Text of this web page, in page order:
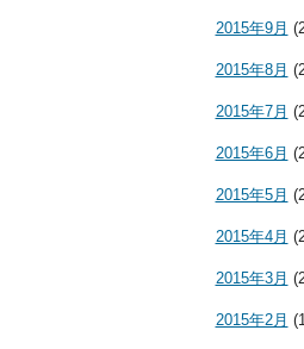
2015年9月
2015年8月
2015年7月
2015年6月
2015年5月
2015年4月
2015年3月
2015年2月